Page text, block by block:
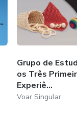
Grupo de
os Três
Experiê...
Voar Singular